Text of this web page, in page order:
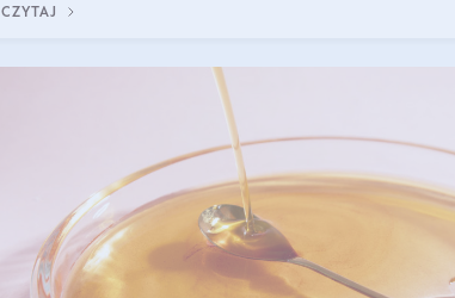
formie, byłby trudno strawialny. Aby był lepiej przyswajalny i
CZYTAJ